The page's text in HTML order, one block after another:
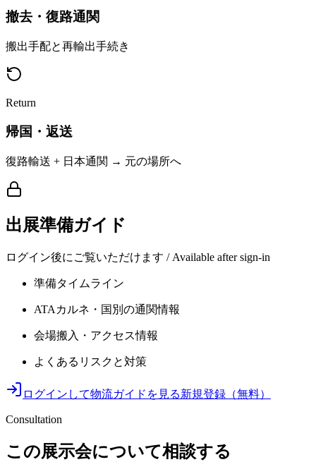
撤去・復路通関
搬出手配と再輸出手続き
Return
帰国・返送
復路輸送 + 日本通関 → 元の場所へ
出展準備ガイド
ログイン後にご覧いただけます / Available after sign-in
準備タイムライン
ATAカルネ・国別の通関情報
会場搬入・アクセス情報
よくあるリスクと対策
ログインして物流ガイドを見る新規登録（無料）
Consultation
この展示会について相談する